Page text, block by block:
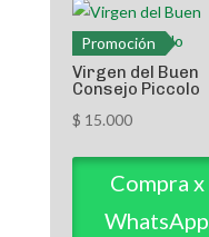
Promoción
Virgen del Buen
Consejo Piccolo
$ 15.000
Compra x
WhatsApp